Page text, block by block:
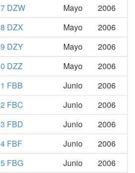
DZW
Mayo
2006
DZX
Mayo
2006
DZY
Mayo
2006
DZZ
Mayo
2006
FBB
Junio
2006
FBC
Junio
2006
FBD
Junio
2006
FBF
Junio
2006
FBG
Junio
2006